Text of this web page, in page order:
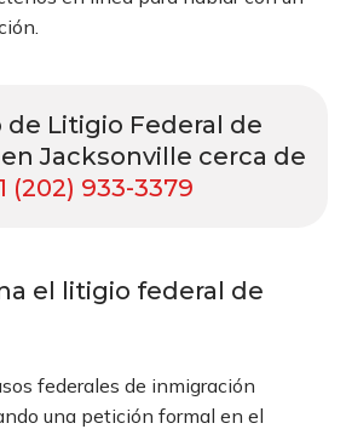
Litigio Federal de
Jacksonville cerca de
1 (202) 933-3379
el litigio federal de
federales de inmigración
una petición formal en el